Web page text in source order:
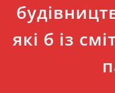
які б із